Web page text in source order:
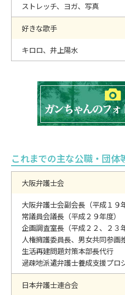
ストレッチ、ヨガ、写真
好きな歌手
キロロ、井上陽水
これまでの主な公職・団体
大阪弁護士会
大阪弁護士会副会長（平成１９
常議員会議長（平成２９年度）
企画調査室長（平成２２、２３
人権擁護委員長、男女共同参画
生活再建問題対策本部長代行
過疎地派遣弁護士養成支援プロ
日本弁護士連合会